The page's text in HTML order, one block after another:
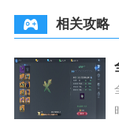
相关攻略